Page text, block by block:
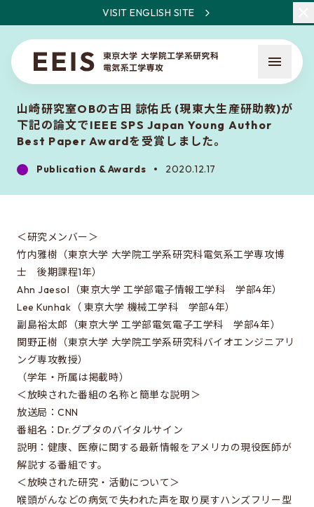
VISIT ENGLISH SITE
News
About the entrance examination
Special oral examination for master course
Orientation for the entrance examination
Guide for entrance examinations / Required
files (Guide for entrance examination,
Summary of your desired master/doctor thesis
project and Grade summary sheet)
Information about exam subjects
Entrance Examination FAQ
山崎研究室OBの古田 諒佑氏 (現東大生産研助教)が
下記の論文でIEEE SPS Japan Young Author
Best Paper Awardを受賞しました。
Publication & Awards 2020.12.17
＜研究メンバー＞
竹内雅樹（東京大学 大学院工学系研究科電気系工学専攻博
士 後期課程1年）
Ahn Jaesol（東京大学 工学部電子情報工学科 学部4年）
Lee Kunhak（ 東京大学 機械工学科 学部4年）
副島裕太郎（東京大学 工学部電気電子工学科 学部4年）
関野正樹（東京大学 大学院工学系研究科バイオエンジニアリ
ング専攻教授）
（学年・所属は掲載時）
＜放映された番組の名称と簡単な説明＞
放送局：CNN
番組名：Dr.グプタのバイタルサイン
説明：健康、医療に関する最新情報をアメリカの現役医師が
解説する番組です。
＜放映された研究・活動について＞
喉頭がんなどの病気で失われた声を取り戻すハンズフリー型